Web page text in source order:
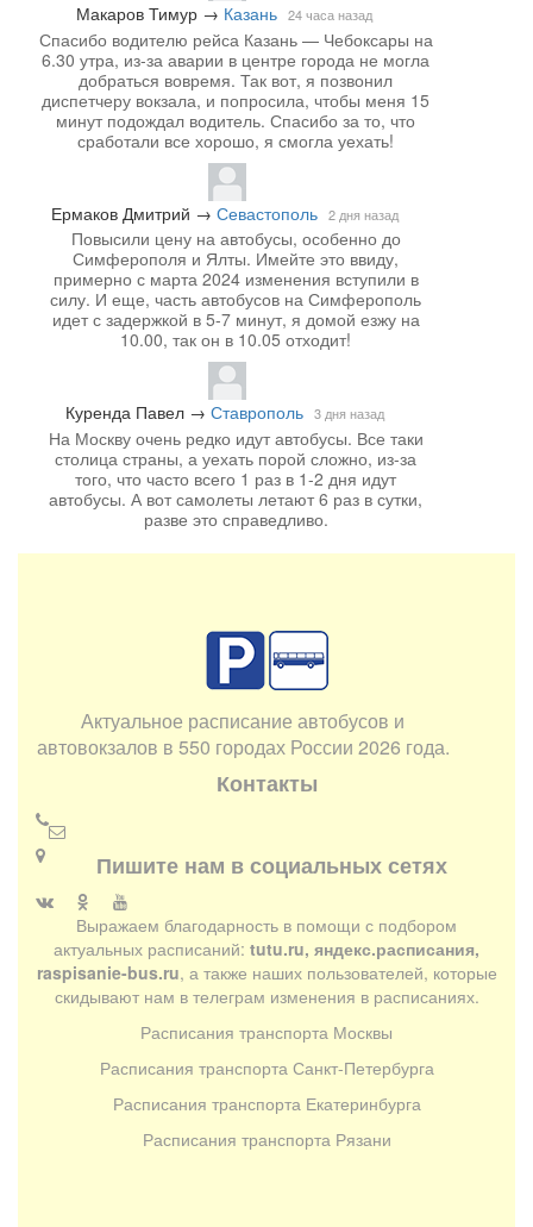
Макаров Тимур → Казань 24 часа назад
Спасибо водителю рейса Казань — Чебоксары на
6.30 утра, из-за аварии в центре города не могла
добраться вовремя. Так вот, я позвонил
диспетчеру вокзала, и попросила, чтобы меня 15
минут подождал водитель. Спасибо за то, что
сработали все хорошо, я смогла уехать!
Ермаков Дмитрий → Севастополь 2 дня назад
Повысили цену на автобусы, особенно до
Симферополя и Ялты. Имейте это ввиду,
примерно с марта 2024 изменения вступили в
силу. И еще, часть автобусов на Симферополь
идет с задержкой в 5-7 минут, я домой езжу на
10.00, так он в 10.05 отходит!
Куренда Павел→ Ставрополь 3 дня назад
На Москву очень редко идут автобусы. Все таки
столица страны, а уехать порой сложно, из-за
того, что часто всего 1 раз в 1-2 дня идут
автобусы. А вот самолеты летают 6 раз в сутки,
разве это справедливо.
Актуальное расписание автобусов и
автовокзалов в 550 городах России 2026 года.
Контакты
Пишите нам в социальных сетях
Выражаем благодарность в помощи с подбором
актуальных расписаний: tutu.ru, яндекс.расписания,
raspisanie-bus.ru, а также наших пользователей, которые
скидывают нам в телеграм изменения в расписаниях.
Расписания транспорта Москвы
Расписания транспорта Санкт-Петербурга
Расписания транспорта Екатеринбурга
Расписания транспорта Рязани